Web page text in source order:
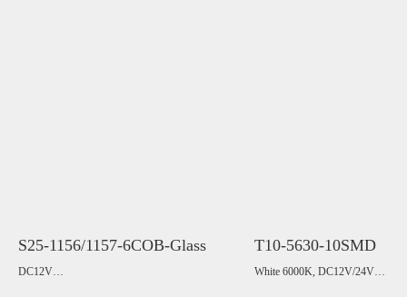
S25-1156/1157-6COB-Glass
DC12V
T10-5630-10SMD
White 6000K, DC12V/24V